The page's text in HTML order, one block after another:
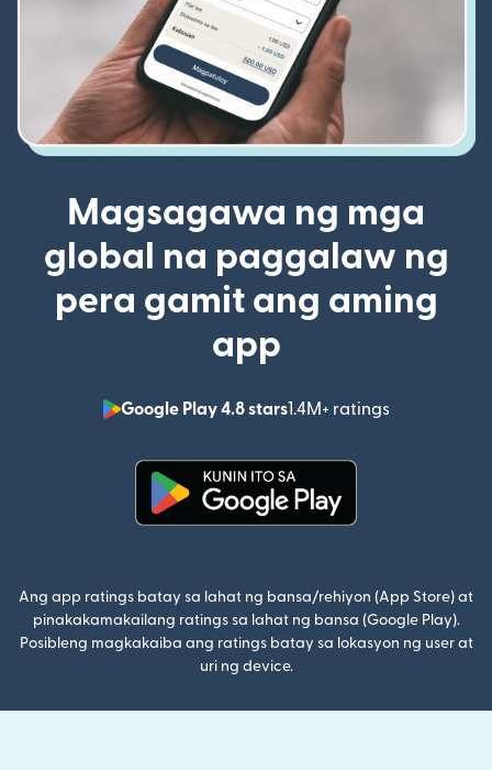
Magsagawa ng mga
global na paggalaw ng
pera gamit ang aming
app
Google Play 4.8 stars1.4M+ ratings
(bubukas
Ang app ratings batay sa lahat ng bansa/rehiyon (App Store) at
pinakakamakailang ratings sa lahat ng bansa (Google Play).
Posibleng magkakaiba ang ratings batay sa lokasyon ng user at
uri ng device.